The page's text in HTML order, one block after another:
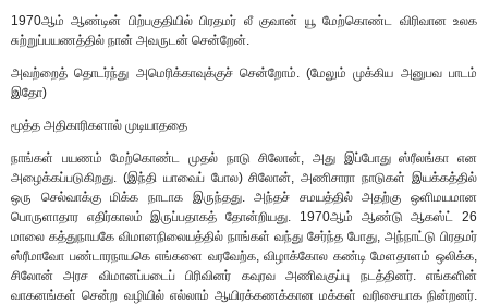
1970ஆம் ஆண்டின் பிற்பகுதியில் பிரதமர் லீ குவான் யூ மேற்கொண்ட விரிவான உலக
சுற்றுப்பயணத்தில் நான் அவருடன் சென்றேன்.
அவற்றைத் தொடர்ந்து அமெரிக்காவுக்குச் சென்றோம். (மேலும் முக்கிய அனுபவ பாடம்
இதோ)
மூத்த அதிகாரிகளால் முடியாததை
நாங்கள் பயணம் மேற்கொண்ட முதல் நாடு சிலோன், அது இப்போது ஸ்ரீலங்கா என
அழைக்கப்படுகிறது. (இந்தி யாவைப் போல) சிலோன், அணிசாரா நாடுகள் இயக்கத்தில்
ஒரு செல்வாக்கு மிக்க நாடாக இருந்தது. அந்தச் சமயத்தில் அதற்கு ஒளிமயமான
பொருளாதார எதிர்காலம் இருப்பதாகத் தோன்றியது. 1970ஆம் ஆண்டு ஆகஸ்ட் 26
மாலை கத்துநாயகே விமானநிலையத்தில் நாங்கள் வந்து சேர்ந்த போது, அந்நாட்டு பிரதமர்
ஸ்ரீமாவோ பண்டாரநாயகெ எங்களை வரவேற்க, விழாக்கோல கண்டி மேளதாளம் ஒலிக்க,
சிலோன் அரச விமானப்படைப் பிரிவினர் கவுரவ அணிவகுப்பு நடத்தினர். எங்களின்
வாகனங்கள் சென்ற வழியில் எல்லாம் ஆயிரக்கணக்கான மக்கள் வரிசையாக நின்றனர்.